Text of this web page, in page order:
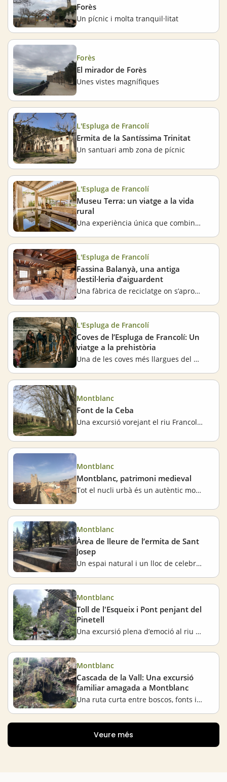
Forès
Un pícnic i molta tranquil·litat
Forès
El mirador de Forès
Unes vistes magnífiques
L'Espluga de Francolí
Ermita de la Santíssima Trinitat
Un santuari amb zona de pícnic
L'Espluga de Francolí
Museu Terra: un viatge a la vida
rural
Una experiència única que combina història, sostenibilitat i medi ambient
L'Espluga de Francolí
Fassina Balanyà, una antiga
destil·leria d’aiguardent
Una fàbrica de reciclatge on s’aprofitava tot
L'Espluga de Francolí
Coves de l’Espluga de Francolí: Un
viatge a la prehistòria
Una de les coves més llargues del món
Montblanc
Font de la Ceba
Una excursió vorejant el riu Francolí al seu pas per Montblanc
Montblanc
Montblanc, patrimoni medieval
Tot el nucli urbà és un autèntic monument
Montblanc
Àrea de lleure de l’ermita de Sant
Josep
Un espai natural i un lloc de celebració
Montblanc
Toll de l'Esqueix i Pont penjant del
Pinetell
Una excursió plena d’emoció al riu Brugent
Montblanc
Cascada de la Vall: Una excursió
familiar amagada a Montblanc
Una ruta curta entre boscos, fonts i una cascada secreta
Veure més